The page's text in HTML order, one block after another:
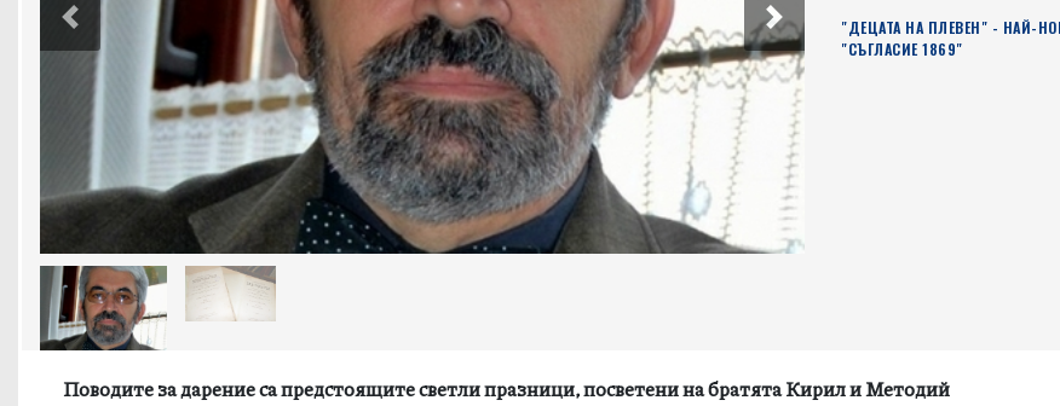
Previous Next
"ДЕЦАТА НА ПЛЕВЕН" - НАЙ-
"СЪГЛАСИЕ 1869"
Поводите за дарение са предстоящите светли празници, посветени на братята Кирил и Методий